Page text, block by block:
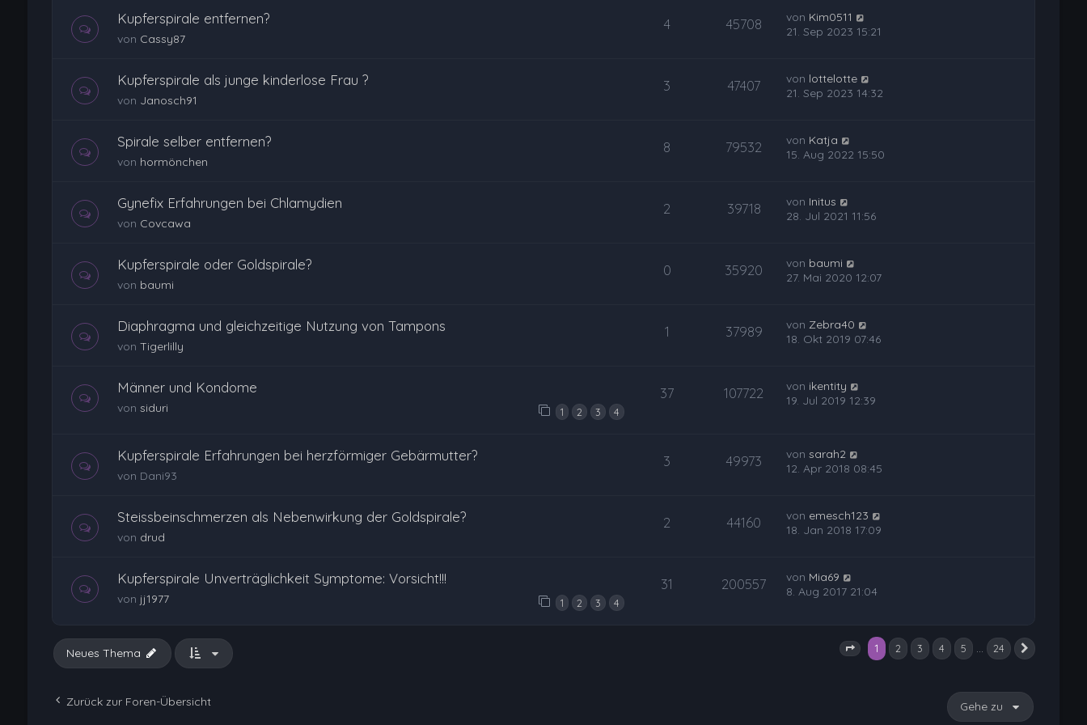
Kupferspirale entfernen?
von Cassy87
4 45708 von Kim0511
21. Sep 2023 15:21
Kupferspirale als junge kinderlose Frau ?
von Janosch91
3 47407 von lottelotte
21. Sep 2023 14:32
Spirale selber entfernen?
von hormönchen
8 79532 von Katja
15. Aug 2022 15:50
Gynefix Erfahrungen bei Chlamydien
von Covcawa
2 39718 von Initus
28. Jul 2021 11:56
Kupferspirale oder Goldspirale?
von baumi
0 35920 von baumi
27. Mai 2020 12:07
Diaphragma und gleichzeitige Nutzung von Tampons
von Tigerlilly
1 37989 von Zebra40
18. Okt 2019 07:46
Männer und Kondome
von siduri 1 2 3 4
37 107722 von ikentity
19. Jul 2019 12:39
Kupferspirale Erfahrungen bei herzförmiger Gebärmutter?
von Dani93
3 49973 vonsarah2
12. Apr 2018 08:45
Steissbeinschmerzen als Nebenwirkung der Goldspirale?
von drud
2 44160 von emesch123
18. Jan 2018 17:09
Kupferspirale Unverträglichkeit Symptome: Vorsicht!!!
von jj1977 1 2 3 4
31 200557 von Mia69
8. Aug 2017 21:04
Seite 1 von 24
1 2 3 4 5 … 24
Neues Thema
Zurück zur Foren-Übersicht Gehe zu